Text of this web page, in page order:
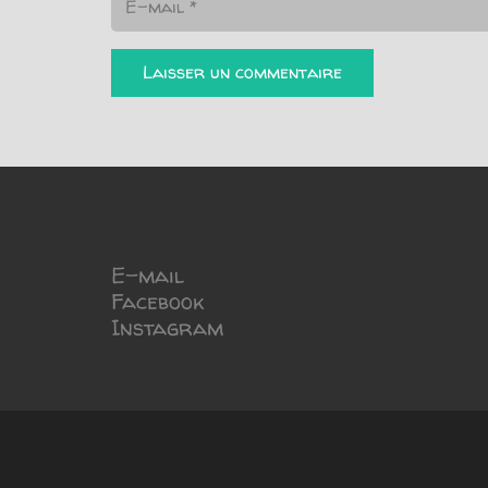
Laisser un commentaire
E-mail
Facebook
Instagram